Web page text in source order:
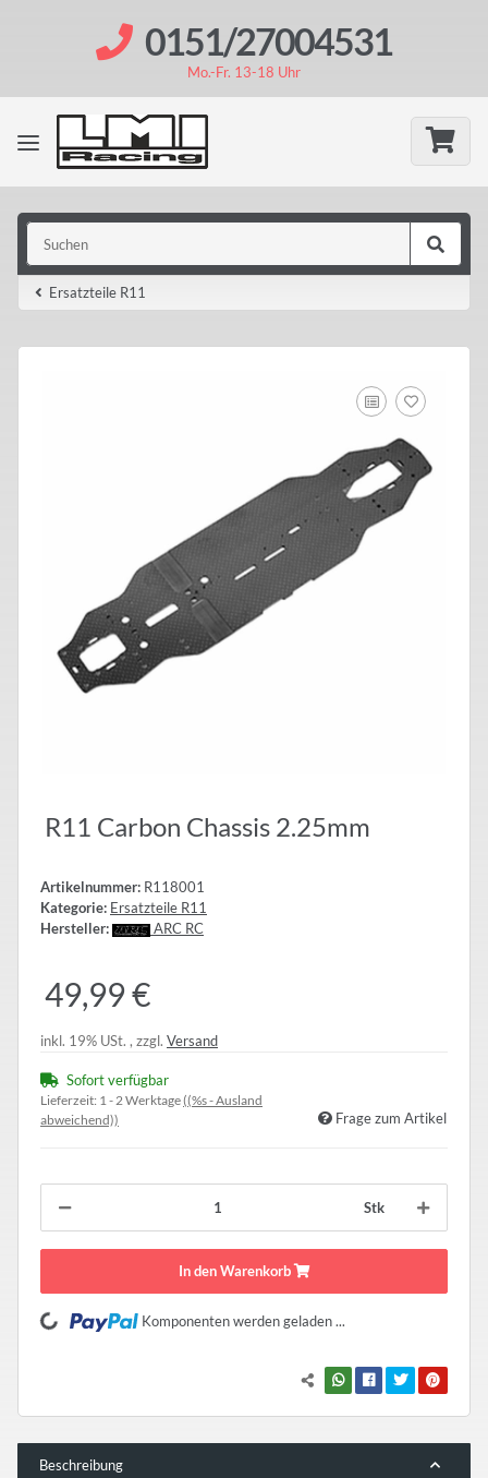
0151/27004531
Mo.-Fr. 13-18 Uhr
Ersatzteile R11
R11 Carbon Chassis 2.25mm
Artikelnummer: R118001
Kategorie: Ersatzteile R11
Hersteller:
ARC RC
49,99 €
inkl. 19% USt. , zzgl. Versand
Sofort verfügbar
Lieferzeit: 1 - 2 Werktage((%s - Ausland
abweichend))
Frage zum Artikel
Stk
In den Warenkorb
Loading... Komponenten werden geladen ...
Beschreibung